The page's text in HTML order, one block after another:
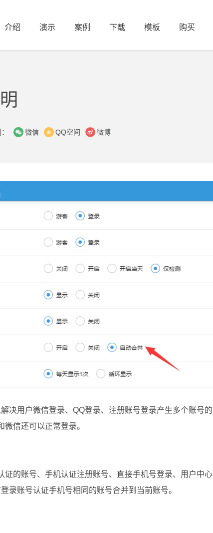
介绍 演示 案例 下载 模板 购买
微信 QQ空间 微博
决用户微信登录、QQ登录、注册账号登录产生多个账号的
信还可以正常登录。
证的账号、手机认证注册账号、直接手机号登录、用户中心
录账号认证手机号相同的账号合并到当前账号。